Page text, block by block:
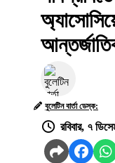
বুলেটিন বার্তা ডেস্ক:
রবিবার, ৭